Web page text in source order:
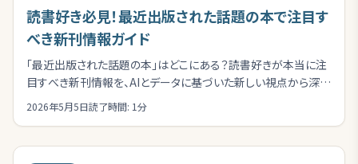
読書好き必見！最近出版された話題の本で注目す
べき新刊情報ガイド
「最近出版された話題の本」はどこにある？読書好きが本当に注
目すべき新刊情報を、AIとデータに基づいた新しい視点から深掘
りします。あなたにぴったりの一冊を見つけるためのガイドです。
2026年5月5日読了時間: 1分